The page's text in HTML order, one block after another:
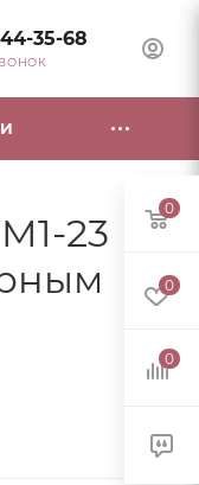
35-68
23
0
0
0